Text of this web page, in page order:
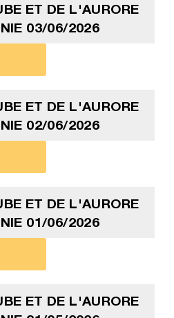
ET DE L'AURORE
03/06/2026
ET DE L'AURORE
02/06/2026
ET DE L'AURORE
01/06/2026
ET DE L'AURORE